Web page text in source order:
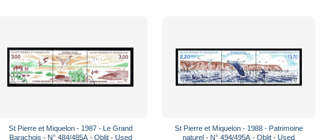
St Pierre et Miquelon - 1987 - Le Grand
Barachois - N° 484/485A - Oblit - Used
St Pierre et Miquelon - 1988 - Patrimoine
naturel - N° 494/495A - Oblit - Used